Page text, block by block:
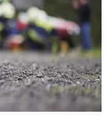
തയ്യാറാക്കണം:
സ്ഥാപനങ്ങൾക്ക് നാളെ